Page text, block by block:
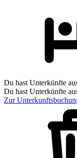
Du hast Unterkünfte
Du hast Unterkünfte
Zur